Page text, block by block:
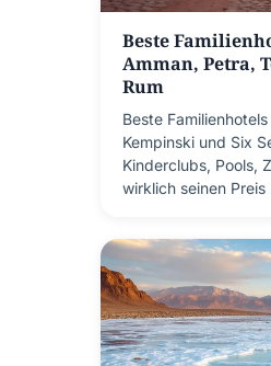
Beste
Amman, Petra,
Rum
Beste
Kempinski und Six
Kinderclubs, Pools,
wirklich seinen Preis